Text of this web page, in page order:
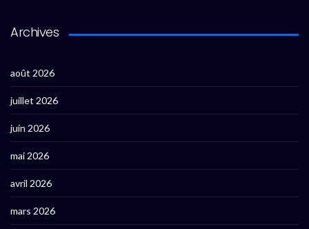
Archives
août 2026
juillet 2026
juin 2026
mai 2026
avril 2026
mars 2026